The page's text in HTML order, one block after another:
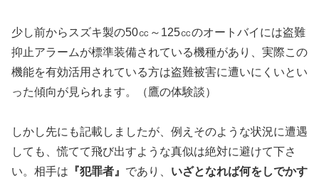
少し前からスズキ製の50㏄～125㏄のオートバイには盗難
抑止アラームが標準装備されている機種があり、実際この
機能を有効活用されている方は盗難被害に遭いにくいとい
った傾向が見られます。（鷹の体験談）
しかし先にも記載しましたが、例えそのような状況に遭遇
しても、慌てて飛び出すような真似は絶対に避けて下さ
い。相手は 『犯罪者』 であり、 いざとなれば何をしでかす